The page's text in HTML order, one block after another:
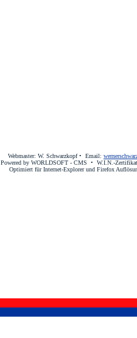
Webmaster: W. Schwarzkopf • Email:
Powered by WORLDSOFT - CMS • W.I.N.-
Optimiert für Internet-Explorer und Firefox